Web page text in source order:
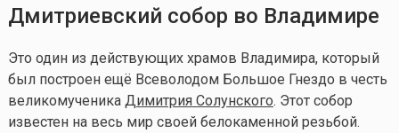
Дмитриевский собор во Владимире
Это один из действующих храмов Владимира, который
был построен ещё Всеволодом Большое Гнездо в честь
великомученика Димитрия Солунского. Этот собор
известен на весь мир своей белокаменной резьбой.